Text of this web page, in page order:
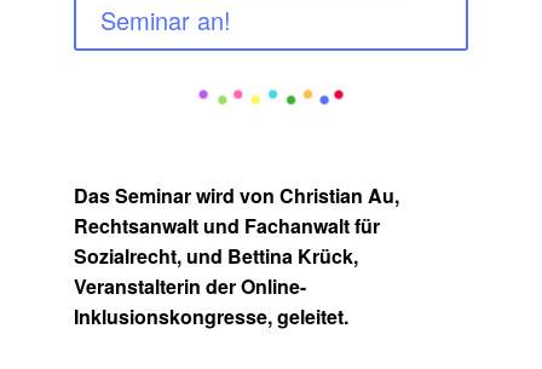
Seminar an!
Das Seminar wird von Christian Au,
Rechtsanwalt und Fachanwalt für
Sozialrecht, und Bettina Krück,
Veranstalterin der Online-
Inklusionskongresse, geleitet.